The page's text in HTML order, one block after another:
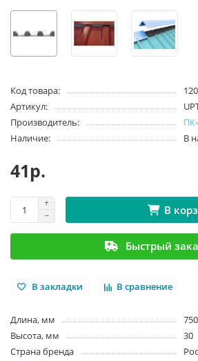
Код товара:
Артикул:
Производитель:
Наличие:
В
41р.
В
Быстрый
В закладки В сравнение
Длина, мм
750
Высота, мм
30
Страна бренда